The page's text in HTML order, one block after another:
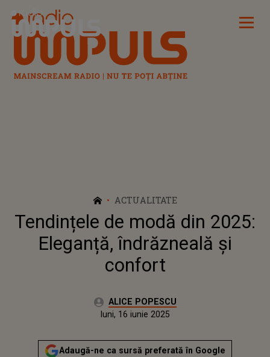
Radio Impuls
ACTUALITATE
Tendințele de modă din 2025:
Eleganță, îndrăzneală și
confort
Autor:ALICE POPESCU
Publicat:
luni, 16 iunie 2025
Adaugă-ne ca sursă preferată în Google